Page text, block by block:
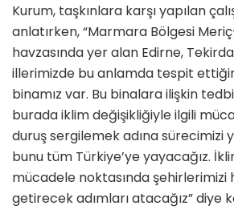
Kurum, taşkınlara karşı yapılan
anlatırken, “Marmara Bölgesi
havzasında yer alan Edirne,
illerimizde bu anlamda tespit
binamız var. Bu binalara ilişkin
burada iklim değişikliğiyle ilgili
duruş sergilemek adına sürecimizi
bunu tüm Türkiye’ye yayacağız.
mücadele noktasında şehirlerimizi
getirecek adımları atacağız” diye